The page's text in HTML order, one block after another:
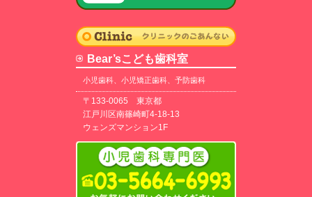
Bear’sこども歯科室
小児歯科、小児矯正歯科、予防歯科
〒133-0065 東京都
江戸川区南篠崎町4-18-13
ウェンズマンション1F